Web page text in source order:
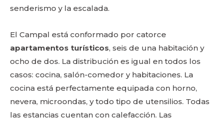
senderismo y la escalada.
El Campal está conformado por catorce
apartamentos turísticos, seis de una habitación y
ocho de dos. La distribución es igual en todos los
casos: cocina, salón-comedor y habitaciones. La
cocina está perfectamente equipada con horno,
nevera, microondas, y todo tipo de utensilios. Todas
las estancias cuentan con calefacción. Las